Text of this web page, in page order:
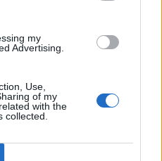
my
Advertising.
Use,
of my
with the
collected.
R
que era ator: